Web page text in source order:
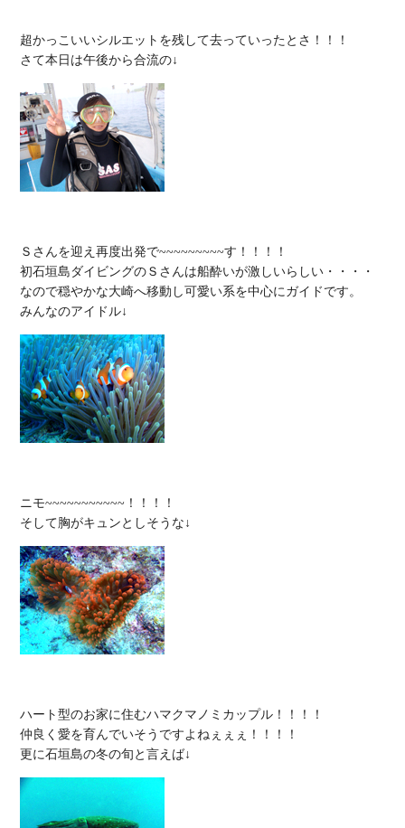
超かっこいいシルエットを残して去っていったとさ！！！
Ｓさんを迎え再度出発で~~~~~~~~~す！！！！
初石垣島ダイビングのＳさんは船酔いが激しいらしい・・・・
なので穏やかな大崎へ移動し可愛い系を中心にガイドです。
ニモ~~~~~~~~~~~！！！！
ハート型のお家に住むハマクマノミカップル！！！！
仲良く愛を育んでいそうですよねぇぇぇ！！！！